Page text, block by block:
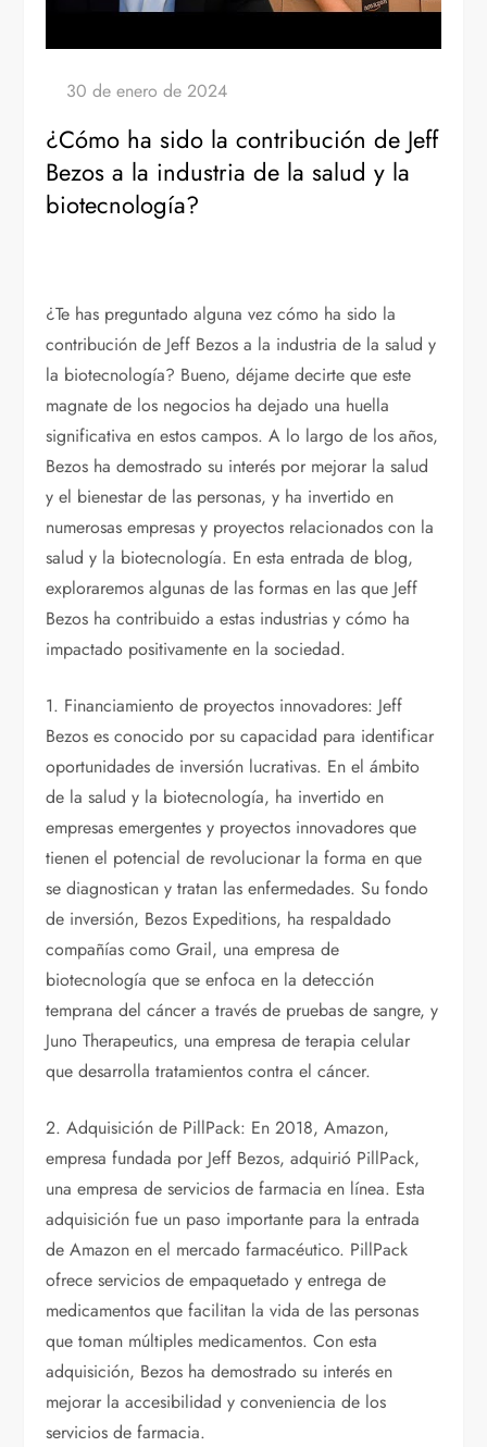
¿Cómo ha sido la contribución de Jeff
Bezos a la industria de la salud y la
biotecnología?
¿Te has preguntado alguna vez cómo ha sido la
contribución de Jeff Bezos a la industria de la salud y
la biotecnología? Bueno, déjame decirte que este
magnate de los negocios ha dejado una huella
significativa en estos campos. A lo largo de los años,
Bezos ha demostrado su interés por mejorar la salud
y el bienestar de las personas, y ha invertido en
numerosas empresas y proyectos relacionados con la
salud y la biotecnología. En esta entrada de blog,
exploraremos algunas de las formas en las que Jeff
Bezos ha contribuido a estas industrias y cómo ha
impactado positivamente en la sociedad.
1. Financiamiento de proyectos innovadores: Jeff
Bezos es conocido por su capacidad para identificar
oportunidades de inversión lucrativas. En el ámbito
de la salud y la biotecnología, ha invertido en
empresas emergentes y proyectos innovadores que
tienen el potencial de revolucionar la forma en que
se diagnostican y tratan las enfermedades. Su fondo
de inversión, Bezos Expeditions, ha respaldado
compañías como Grail, una empresa de
biotecnología que se enfoca en la detección
temprana del cáncer a través de pruebas de sangre, y
Juno Therapeutics, una empresa de terapia celular
que desarrolla tratamientos contra el cáncer.
2. Adquisición de PillPack: En 2018, Amazon,
empresa fundada por Jeff Bezos, adquirió PillPack,
una empresa de servicios de farmacia en línea. Esta
adquisición fue un paso importante para la entrada
de Amazon en el mercado farmacéutico. PillPack
ofrece servicios de empaquetado y entrega de
medicamentos que facilitan la vida de las personas
que toman múltiples medicamentos. Con esta
adquisición, Bezos ha demostrado su interés en
mejorar la accesibilidad y conveniencia de los
servicios de farmacia.